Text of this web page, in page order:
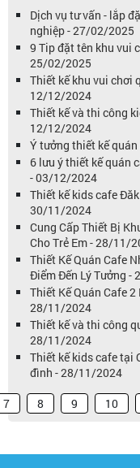
Dịch vụ tư vấn - lắp
nghiệp - 27/02/2025
9 Tip đặt tên khu vui
25/02/2025
Thiết kế khu vui chơi
12/12/2024
Thiết kế và thi công
12/12/2024
Ý tưởng thiết kế
6 lưu ý thiết kế quán
- 03/12/2024
Thiết kế kids cafe
30/11/2024
Cung Cấp Thiết Bị
Cho Trẻ Em - 28/11/
Thiết Kế Quán Cafe
Điểm Đến Lý Tưởng -
Thiết Kế Quán Cafe
28/11/2024
Thiết kế và thi công
28/11/2024
Thiết kế kids cafe tại
đình - 28/11/2024
7 8 9 10